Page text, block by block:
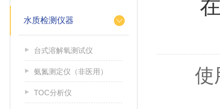
水质检测仪器
台式溶解氧测试仪
氨氮测定仪（非医用）
TOC分析仪
使